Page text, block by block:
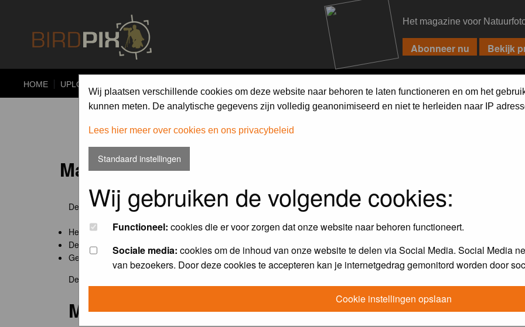
Het magazine voor
HOME UPLOAD
Wij plaatsen verschillende cookies om deze website naar behoren te laten functioneren en om het
kunnen meten. De analytische gegevens zijn volledig geanonimiseerd en niet te herleiden naar IP
Lees hier meer over cookies en ons privacybeleid
Standaard instellingen
Wij gebruiken de volgende cookies:
Functioneel: cookies die er voor zorgen dat onze website naar behoren functioneert.
Sociale media: cookies om de inhoud van onze website te delen via Social Media. Social Media
van bezoekers. Door deze cookies te accepteren kan je internetgedrag gemonitord worden door
Cookie instellingen opslaan
Maandopdracht 'lentekriebels'
De maandopdracht van Birdpix is een competitie voor en door de Birdpix fotografen community:
Het onderwerp van de opdracht wordt bepaald door de winnaar van de laatste maandopdracht
De community nomineert de winnaar.
Geregistreerde gebruikers van Birdpix kunnen onderdeze voorwaardendeelnemen.
De winnaar van de maandopdracht 'lentekriebels' ontvangt het boek
Meedoen?